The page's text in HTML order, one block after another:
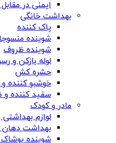
ایمنی در
بهداشت خانگی
پاک کننده
شوینده
شوینده ظروف
لوله بازکن و
حشره کش
خوشبو کننده و
سفید کننده و
مادر و کودک
لوازم
بهداشت دهان
شوینده